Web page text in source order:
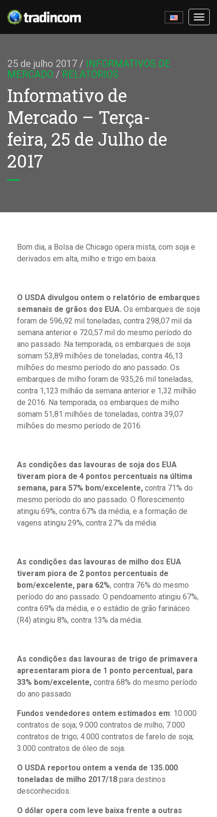
25 de julho 2017 / INFORMATIVOS DE
MERCADO / RELATÓRIOS
Informativo de
Mercado – Terça-
feira, 25 de Julho de
2017
Bom dia, a Bolsa de Chicago opera mista, com soja e
derivados em alta, milho e trigo em baixa.
O USDA divulgou ontem o relatório de embarques
semanais de grãos dos EUA. Os embarques de soja
foram de 596,92 mil toneladas, contra 298,07 mil da
semana anterior e 720,57 mil do mesmo período do
ano passado. Na temporada, os embarques de soja
somam 53,89 milhões de toneladas, contra 46,13
milhões do mesmo período do ano passado. Os
embarques de milho foram de 935,26 mil toneladas,
contra 1,123 milhão da semana anterior e 1,32 milhão
de 2016. Na temporada, os embarques de milho
somam 51,81 milhões de toneladas, contra 39,07
milhões do mesmo período de 2016.
As condições das lavouras de soja dos EUA
tiveram piora de 4 pontos percentuais na última
semana, para 57% bom/excelente, contra 71% do
mesmo período do ano passado. O florescimento
atingiu 69%, contra 67% da média, e a formação de
vagens atingiu 29%, contra 27% da média.
As condições das lavouras de milho dos EUA
tiveram piora de 2 pontos percentuais de
bom/excelente, para 62%, contra 76% do mesmo
período do ano passado. O pendoamento atingiu 67%,
contra 69% da média, e o estádio de grão farináceo
(R4) atingiu 8%, contra 13% da média.
As condições das lavouras de trigo de primavera
apresentaram piora de 1 ponto percentual, para
33% bom/excelente, contra 68% do mesmo período
do ano passado.
Fundos vendedores ontem estimados em: 10.000
contratos de soja; 9.000 contratos de milho; 7.000
contratos de trigo; 4.000 contratos de farelo de soja;
3.000 contratos de óleo de soja.
O USDA reportou ontem a venda de 135.000
toneladas de milho 2017/18 para destinos
desconhecidos.
O dólar opera com leve baixa frente a outras